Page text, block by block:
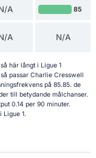
A 85
A N/A
här långt i Ligue 1
passar Charlie Cresswell
på 85.85. de
till betydande målchanser.
0.14 per 90 minuter.
Ligue 1.